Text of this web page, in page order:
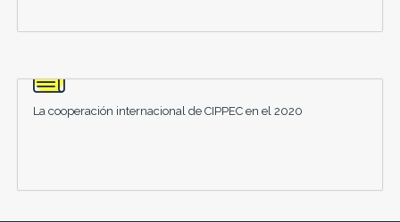
La cooperación internacional de CIPPEC en el 2020